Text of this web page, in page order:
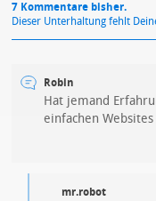
7 Kommentare bisher.
Dieser Unterhaltung fehlt
Robin
Hat jemand
einfachen
mr.robot